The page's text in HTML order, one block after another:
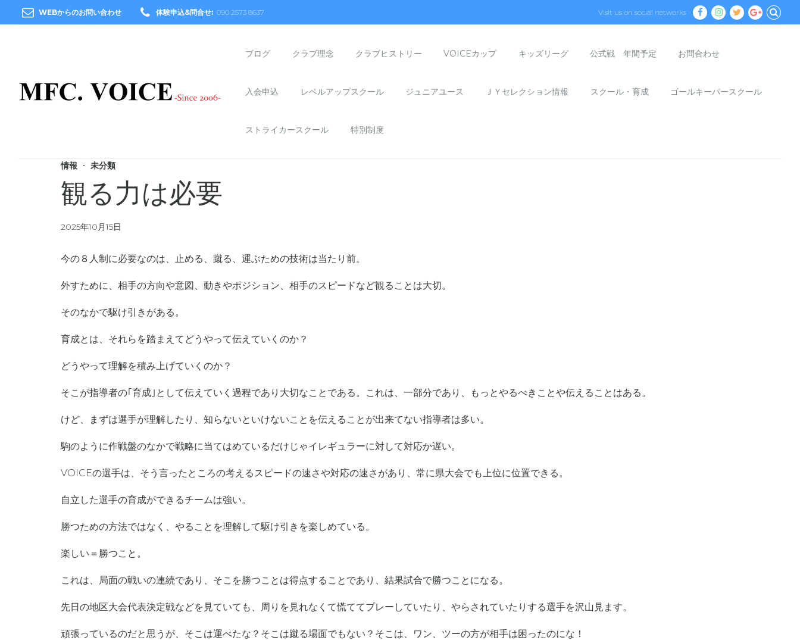
WEBからのお問い合わせ 体験申込&問合せ: 090 2573 8637 Visit us on social networks
ブログ クラブ理念 クラブヒストリー VOICEカップ キッズリーグ 公式戦 年間予定 お問合わせ
入会申込 レベルアップスクール ジュニアユース ＪＹセレクション情報 スクール・育成 ゴールキーパースクール
ストライカースクール 特別制度
情報 未分類
観る力は必要
2025年10月15日
今の８人制に必要なのは、止める、蹴る、運ぶための技術は当たり前。
外すために、相手の方向や意図、動きやポジション、相手のスピードなど観ることは大切。
そのなかで駆け引きがある。
育成とは、それらを踏まえてどうやって伝えていくのか？
どうやって理解を積み上げていくのか？
そこが指導者の｢育成｣として伝えていく過程であり大切なことである。これは、一部分であり、もっとやるべきことや伝えることはある。
けど、まずは選手が理解したり、知らないといけないことを伝えることが出来てない指導者は多い。
駒のように作戦盤のなかで戦略に当てはめているだけじゃイレギュラーに対して対応か遅い。
VOICEの選手は、そう言ったところの考えるスピードの速さや対応の速さがあり、常に県大会でも上位に位置できる。
自立した選手の育成ができるチームは強い。
勝つための方法ではなく、やることを理解して駆け引きを楽しめている。
楽しい＝勝つこと。
これは、局面の戦いの連続であり、そこを勝つことは得点することであり、結果試合で勝つことになる。
先日の地区大会代表決定戦などを見ていても、周りを見れなくて慌ててプレーしていたり、やらされていたりする選手を沢山見ます。
頑張っているのだと思うが、そこは運べたな？そこは蹴る場面でもない？そこは、ワン、ツーの方が相手は困ったのにな！